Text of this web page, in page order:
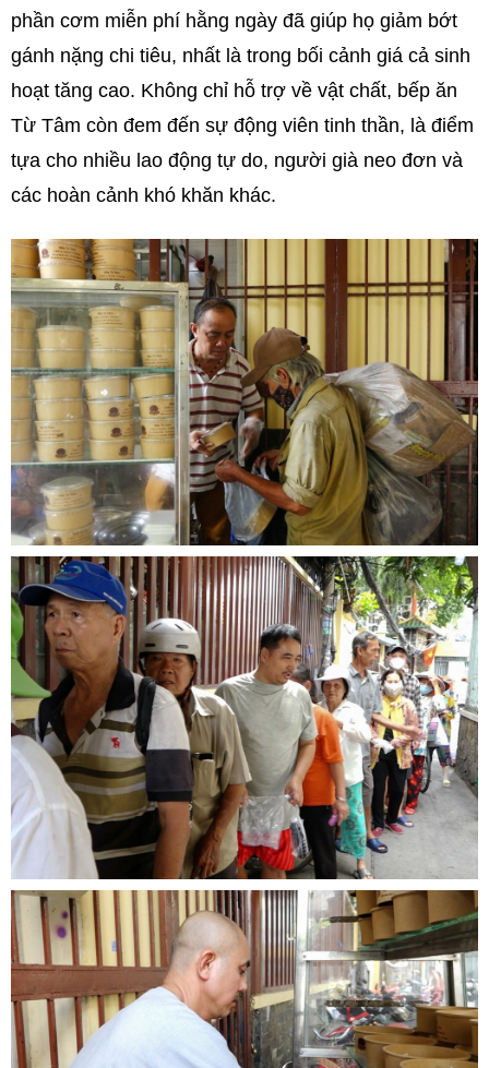
phần cơm miễn phí hằng ngày đã giúp họ giảm bớt
gánh nặng chi tiêu, nhất là trong bối cảnh giá cả sinh
hoạt tăng cao. Không chỉ hỗ trợ về vật chất, bếp ăn
Từ Tâm còn đem đến sự động viên tinh thần, là điểm
tựa cho nhiều lao động tự do, người già neo đơn và
các hoàn cảnh khó khăn khác.